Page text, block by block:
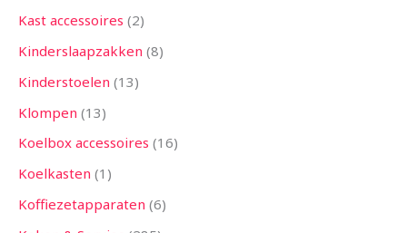
Kast accessoires 2
Kinderslaapzakken 8
Kinderstoelen 13
Klompen 13
Koelbox accessoires 16
Koelkasten 1
Koffiezetapparaten 6